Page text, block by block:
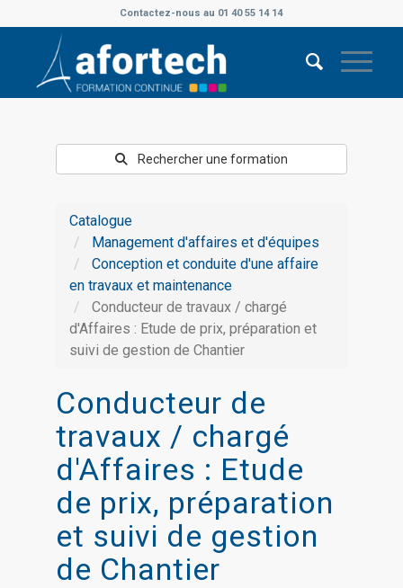
Contactez-nous au 01 40 55 14 14
Rechercher une formation
Catalogue
Management d'affaires et d'équipes
Conception et conduite d'une affaire
en travaux et maintenance
Conducteur de travaux / chargé
d'Affaires : Etude de prix, préparation et
suivi de gestion de Chantier
Conducteur de
travaux / chargé
d'Affaires : Etude
de prix, préparation
et suivi de gestion
de Chantier